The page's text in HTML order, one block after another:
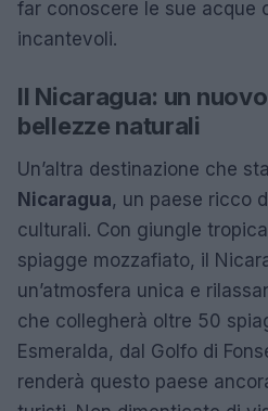
far conoscere le sue acque
incantevoli.
Il Nicaragua: un
bellezze naturali
Un’altra destinazione che
Nicaragua, un paese ricco
culturali. Con giungle
spiagge mozzafiato, il
un’atmosfera unica e
che collegherà oltre 50
Esmeralda, dal Golfo di
renderà questo paese